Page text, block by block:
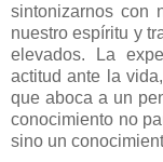
sintonizarnos con
nuestro espíritu y
elevados. La
actitud ante la
que aboca a un
conocimiento no
sino un